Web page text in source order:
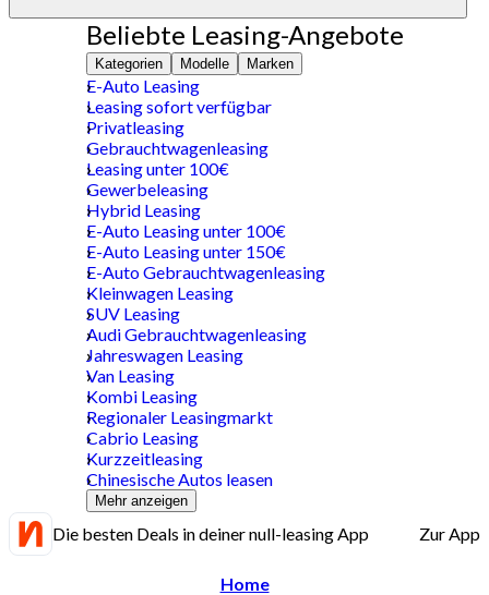
Beliebte Leasing-Angebote
Kategorien Modelle Marken
E-Auto Leasing
Leasing sofort verfügbar
Privatleasing
Gebrauchtwagenleasing
Leasing unter 100€
Gewerbeleasing
Hybrid Leasing
E-Auto Leasing unter 100€
E-Auto Leasing unter 150€
E-Auto Gebrauchtwagenleasing
Kleinwagen Leasing
SUV Leasing
Audi Gebrauchtwagenleasing
Jahreswagen Leasing
Van Leasing
Kombi Leasing
Regionaler Leasingmarkt
Cabrio Leasing
Kurzzeitleasing
Chinesische Autos leasen
Mehr anzeigen
Die besten Deals in deiner null-leasing App Zur App
Home